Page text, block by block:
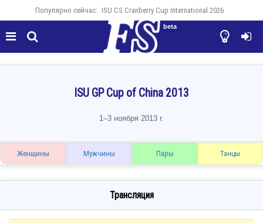
Популярно сейчас: ISU CS Cranberry Cup International 2026
  

beta
ISU GP Cup of China 2013
1–3 ноября 2013 г.
Женщины Мужчины Пары Танцы
Трансляция